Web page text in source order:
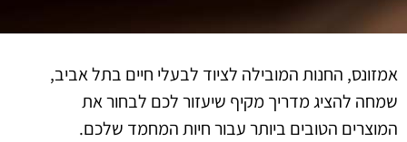
אמזונס, החנות המובילה לציוד לבעלי חיים בתל אביב,
שמחה להציג מדריך מקיף שיעזור לכם לבחור את
המוצרים הטובים ביותר עבור חיות המחמד שלכם.